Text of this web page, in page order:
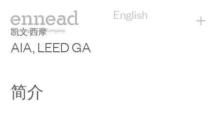
English +
凯文·西摩
AIA, LEED GA
简介